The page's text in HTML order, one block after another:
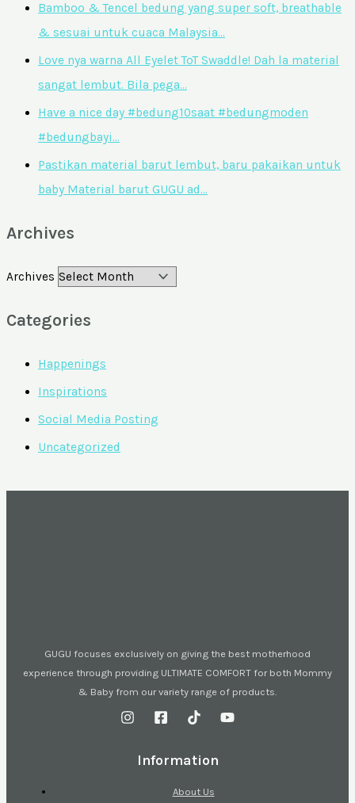
Bamboo & Tencel bedung yang super soft, breathable
& sesuai untuk cuaca Malaysia…
Love nya warna All Eyelet ToT Swaddle! Dah la material
sangat lembut. Bila pega…
Have a nice day #bedung10saat #bedungmoden
#bedungbayi…
Pastikan material barut lembut, baru pakaikan untuk
baby Material barut GUGU ad…
Archives
Archives
Categories
Happenings
Inspirations
Social Media Posting
Uncategorized
GUGU focuses exclusively on giving the best motherhood
experience through providing ULTIMATE COMFORT for both Mommy
& Baby from our variety range of products.
Information
About Us